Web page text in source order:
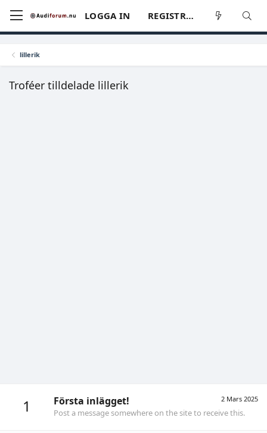
LOGGA IN REGISTRERA
lillerik
Troféer tilldelade lillerik
1 2 Mars 2025
Första inlägget!
Post a message somewhere on the site to receive this.